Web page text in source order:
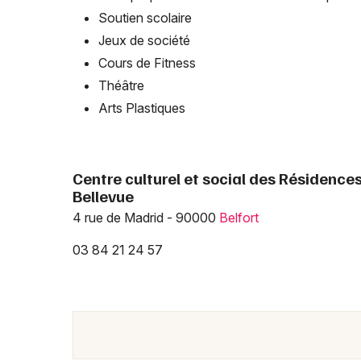
Soutien scolaire
Jeux de société
Cours de Fitness
Théâtre
Arts Plastiques
Centre culturel et social des
Bellevue
4 rue de Madrid - 90000 Belfort
03 84 21 24 57